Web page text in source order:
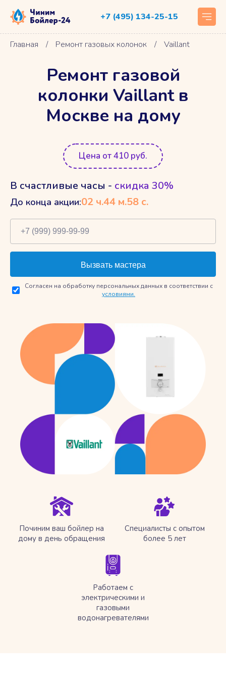
+7 (495) 134-25-15
Главная / Ремонт газовых колонок / Vaillant
Ремонт газовой
колонки Vaillant в
Москве на дому
Цена от 410 руб.
В счастливые часы - скидка 30%
До конца акции:02 ч.44 м.57 с.
Согласен на обработку персональных данных в соответствии с
условиями.
Починим ваш бойлер на
дому в день обращения
Специалисты с опытом
более 5 лет
Работаем с
электрическими и
газовыми
водонагревателями